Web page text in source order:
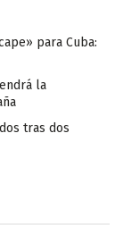
para Cuba:
la
tras dos